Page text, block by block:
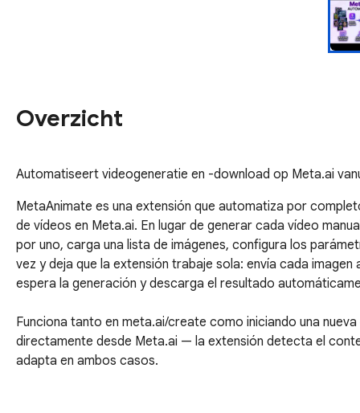
Overzicht
Automatiseert videogeneratie en -download op Meta.ai
MetaAnimate es una extensión que automatiza por
de vídeos en Meta.ai. En lugar de generar cada vídeo
por uno, carga una lista de imágenes, configura los
vez y deja que la extensión trabaje sola: envía cada imagen
espera la generación y descarga el resultado
Funciona tanto en meta.ai/create como iniciando una
directamente desde Meta.ai — la extensión detecta el
adapta en ambos casos.